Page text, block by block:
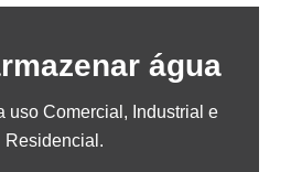
água
uso Comercial, Industrial e
Residencial.